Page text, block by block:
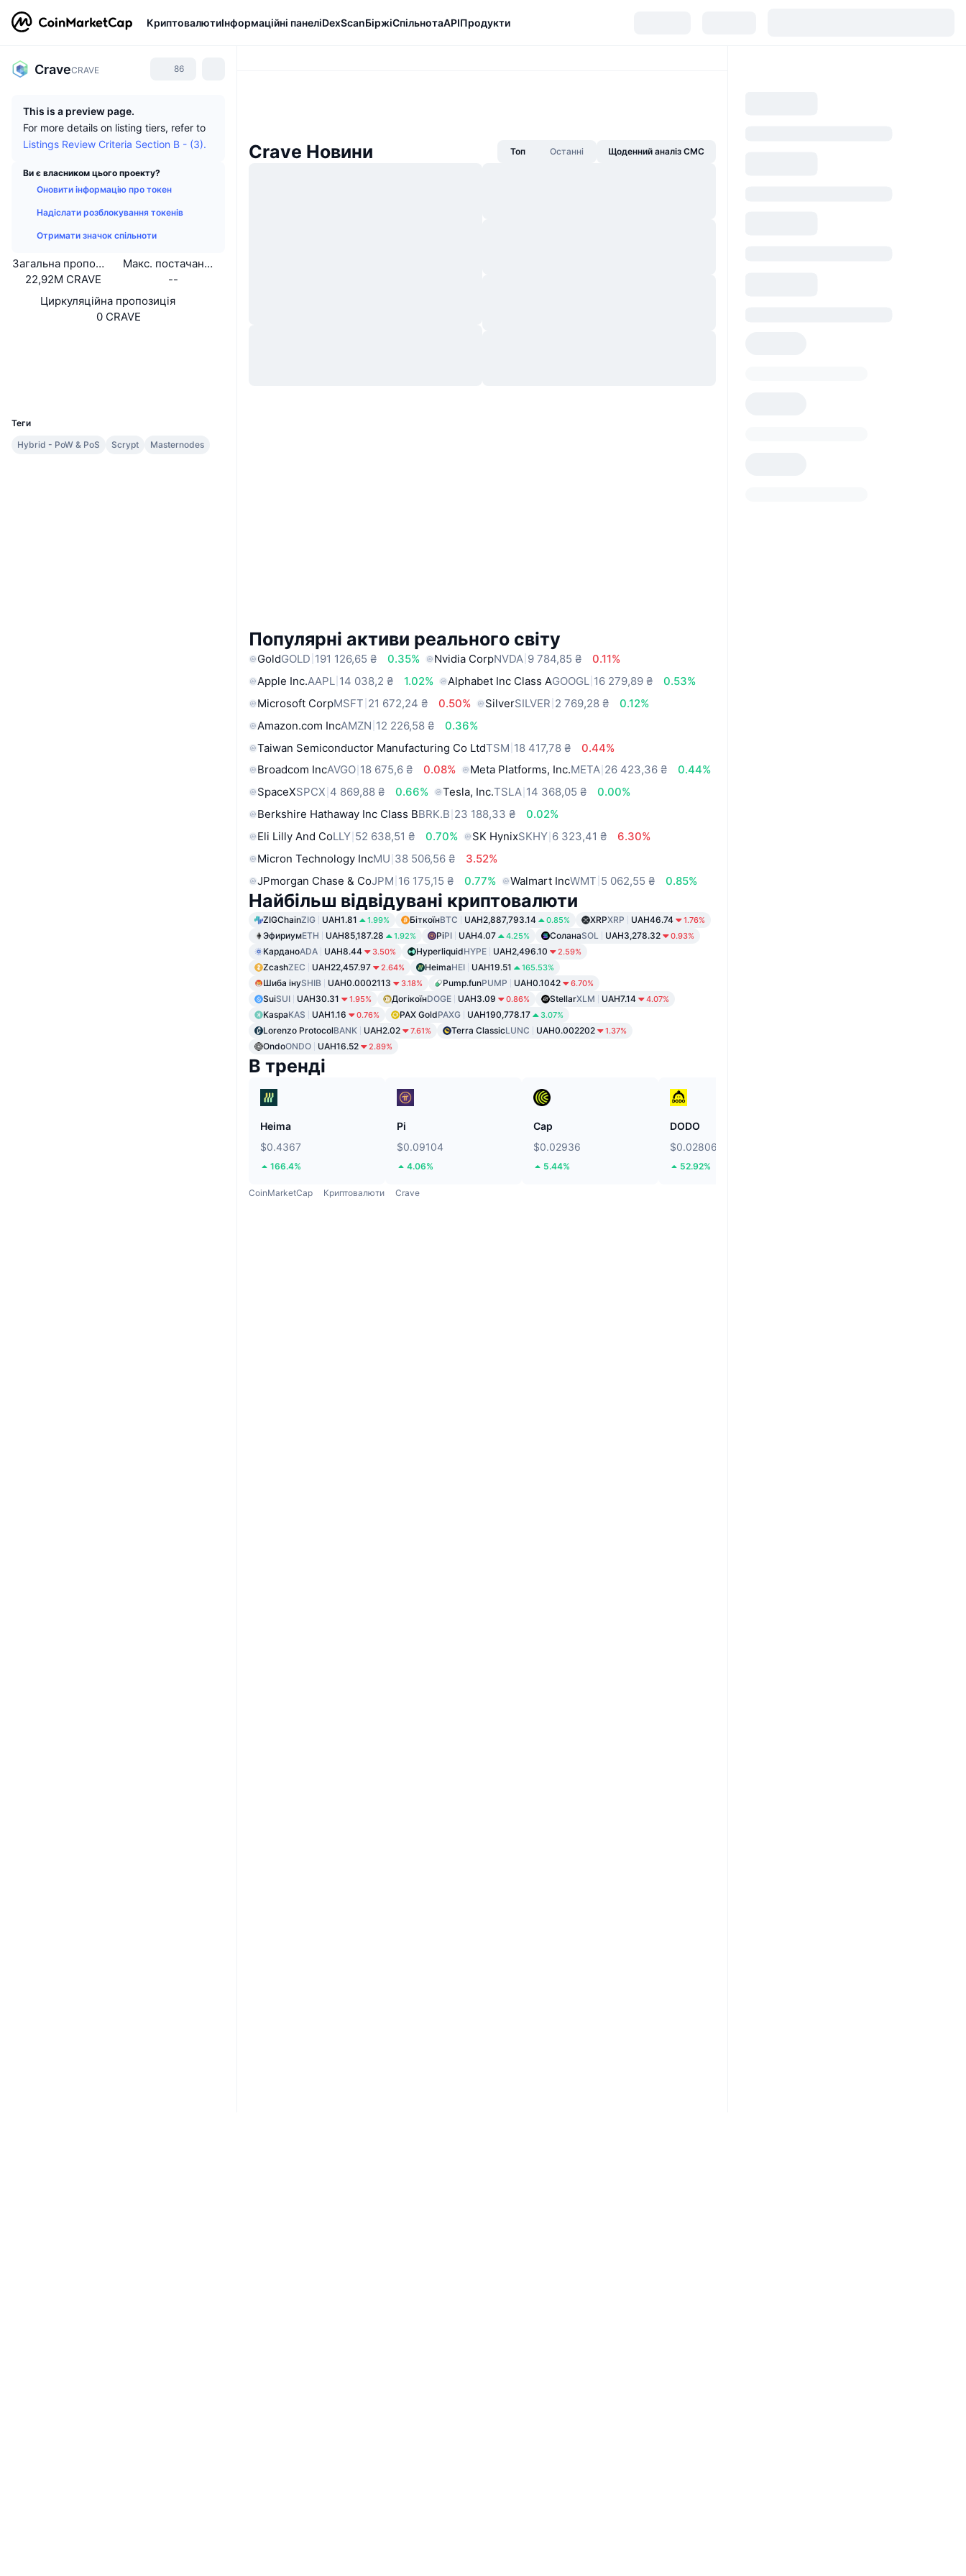
КриптовалютиІнформаційні панеліDexScanБіржіСпільнотаAPIПродукти
CraveCRAVE 86
This is a preview page.
For more details on listing tiers, refer to
Listings Review Criteria Section B - (3).
Ви є власником цього проекту?
Оновити інформацію про токен
Надіслати розблокування токенів
Отримати значок спільноти
Загальна пропозиція
22,92M CRAVE
Макс. постачання
--
Циркуляційна пропозиція
0 CRAVE
Теги
Hybrid - PoW & PoS
Scrypt Masternodes
Crave Новини Топ Останні Щоденний аналіз CMC
Популярні активи реального світу
GoldGOLD 191 126,65 ₴ 0.35% Nvidia CorpNVDA 9 784,85 ₴
0.11%
Apple Inc.AAPL 14 038,2 ₴ 1.02% Alphabet Inc Class AGOOGL 16 279,89 ₴
0.53%
Microsoft CorpMSFT 21 672,24 ₴ 0.50% SilverSILVER 2 769,28 ₴
0.12%
Amazon.com IncAMZN 12 226,58 ₴
0.36%
Taiwan Semiconductor Manufacturing Co LtdTSM 18 417,78 ₴
0.44%
Broadcom IncAVGO 18 675,6 ₴ 0.08% Meta Platforms, Inc.META 26 423,36 ₴
0.44%
SpaceXSPCX 4 869,88 ₴ 0.66% Tesla, Inc.TSLA 14 368,05 ₴
0.00%
Berkshire Hathaway Inc Class BBRK.B 23 188,33 ₴
0.02%
Eli Lilly And CoLLY 52 638,51 ₴ 0.70% SK HynixSKHY 6 323,41 ₴
6.30%
Micron Technology IncMU 38 506,56 ₴
3.52%
JPmorgan Chase & CoJPM 16 175,15 ₴ 0.77% Walmart IncWMT 5 062,55 ₴ 0.85%
Найбільш відвідувані криптовалюти
ZIGChainZIG UAH1.81 1.99% БіткоїнBTC UAH2,887,793.14 0.85% XRPXRP UAH46.74 1.76%
ЭфириумETH UAH85,187.28 1.92% PiPI UAH4.07 4.25% СоланаSOL UAH3,278.32 0.93%
КарданоADA UAH8.44 3.50% HyperliquidHYPE UAH2,496.10 2.59%
ZcashZEC UAH22,457.97 2.64% HeimaHEI UAH19.51 165.53%
Шиба інуSHIB UAH0.0002113 3.18% Pump.funPUMP UAH0.1042 6.70%
SuiSUI UAH30.31 1.95% ДогікоїнDOGE UAH3.09 0.86% StellarXLM UAH7.14 4.07%
KaspaKAS UAH1.16 0.76% PAX GoldPAXG UAH190,778.17 3.07%
Lorenzo ProtocolBANK UAH2.02 7.61% Terra ClassicLUNC UAH0.002202 1.37%
OndoONDO UAH16.52 2.89%
В тренді
Heima
$0.4367
166.4%
Pi
$0.09104
4.06%
Cap
$0.02936
5.44%
DODO
$0.02806
52.92%
CoinMarketCap Криптовалюти Crave